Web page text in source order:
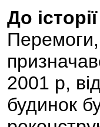
До
Перемоги,
2001 р,
будинок